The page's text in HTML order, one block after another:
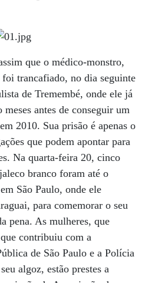
que o médico-monstro,
trancafiado, no dia seguinte
de Tremembé, onde ele já
antes de conseguir um
2010. Sua prisão é apenas o
que podem apontar para
Na quarta-feira 20, cinco
branco foram até o
São Paulo, onde ele
para comemorar o seu
pena. As mulheres, que
contribuiu com a
de São Paulo e a Polícia
algoz, estão prestes a